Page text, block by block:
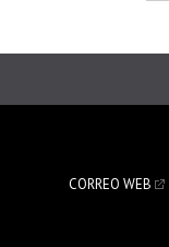
CORREO WEB